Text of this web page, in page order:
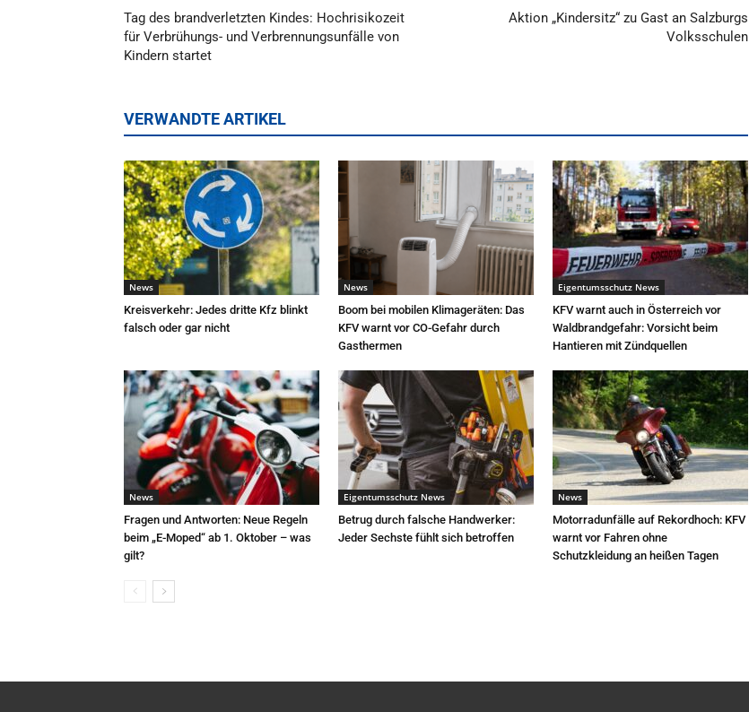
Tag des brandverletzten Kindes: Hochrisikozeit
für Verbrühungs- und Verbrennungsunfälle von
Kindern startet
Aktion „Kindersitz“ zu Gast an Salzburgs
Volksschulen
VERWANDTE ARTIKEL
News
Kreisverkehr: Jedes dritte Kfz blinkt
falsch oder gar nicht
News
Boom bei mobilen Klimageräten: Das
KFV warnt vor CO-Gefahr durch
Gasthermen
Eigentumsschutz News
KFV warnt auch in Österreich vor
Waldbrandgefahr: Vorsicht beim
Hantieren mit Zündquellen
News
Fragen und Antworten: Neue Regeln
beim „E-Moped“ ab 1. Oktober – was
gilt?
Eigentumsschutz News
Betrug durch falsche Handwerker:
Jeder Sechste fühlt sich betroffen
News
Motorradunfälle auf Rekordhoch: KFV
warnt vor Fahren ohne
Schutzkleidung an heißen Tagen